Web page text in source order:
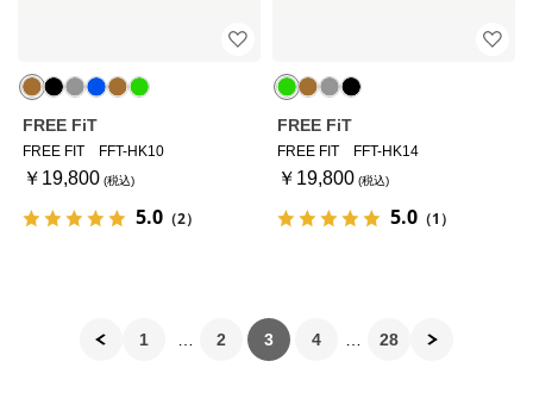
FREE FiT
FREE FIT FFT-HK10
￥19,800
5.0 （2）
FREE FiT
FREE FIT FFT-HK14
￥19,800
5.0 （1）
1 2 3 4 28